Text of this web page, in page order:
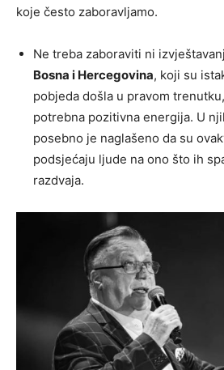
koje često zaboravljamo.
Ne treba zaboraviti ni
Bosna i Hercegovina, koji su
pobjeda došla u pravom
potrebna pozitivna energija. U
posebno je naglašeno da su
podsjećaju ljude na ono što ih
razdvaja.